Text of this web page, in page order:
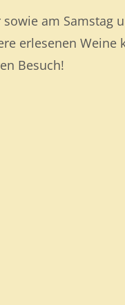
am Samstag
erlesenen
Besuch!